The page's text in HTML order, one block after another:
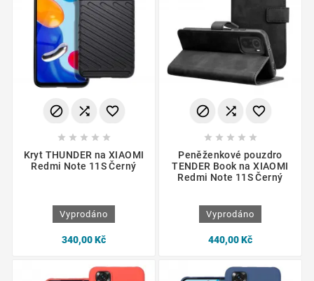
  
    
Kryt THUNDER na XIAOMI
Redmi Note 11S Černý
Vyprodáno
340,00 Kč
  
    
Peněženkové pouzdro
TENDER Book na XIAOMI
Redmi Note 11S Černý
Vyprodáno
440,00 Kč